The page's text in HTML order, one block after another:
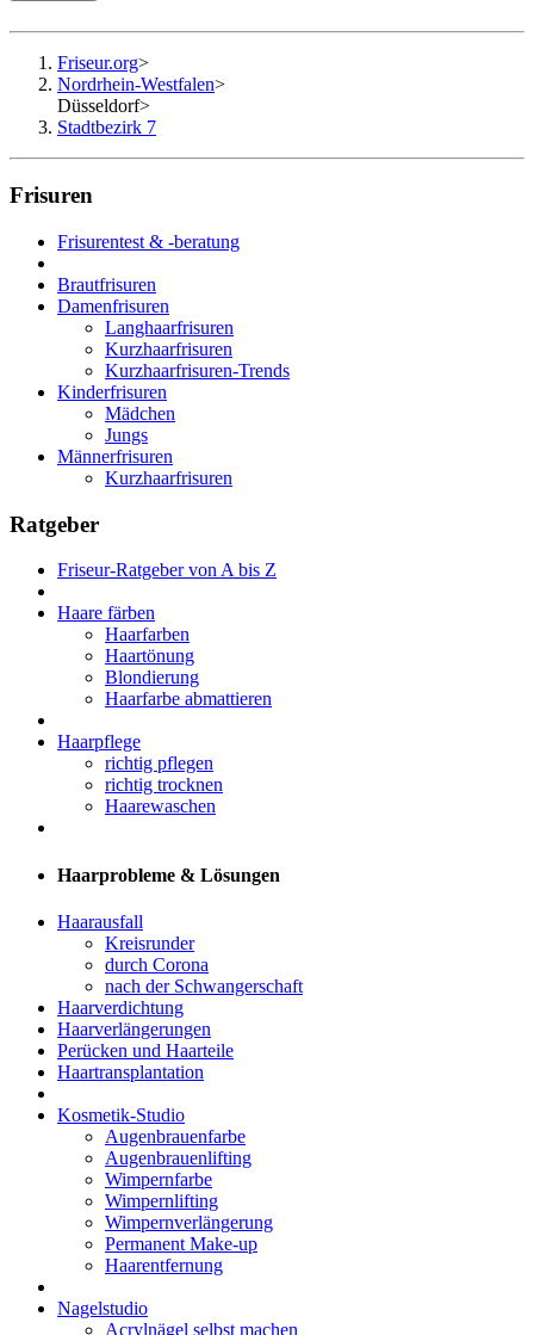
Friseur.org>
Nordrhein-Westfalen>
Düsseldorf>
Stadtbezirk 7
Frisuren
Frisurentest & -beratung
Brautfrisuren
Damenfrisuren
Langhaarfrisuren
Kurzhaarfrisuren
Kurzhaarfrisuren-Trends
Kinderfrisuren
Mädchen
Jungs
Männerfrisuren
Kurzhaarfrisuren
Ratgeber
Friseur-Ratgeber von A bis Z
Haare färben
Haarfarben
Haartönung
Blondierung
Haarfarbe abmattieren
Haarpflege
richtig pflegen
richtig trocknen
Haarewaschen
Haarprobleme & Lösungen
Haarausfall
Kreisrunder
durch Corona
nach der Schwangerschaft
Haarverdichtung
Haarverlängerungen
Perücken und Haarteile
Haartransplantation
Kosmetik-Studio
Augenbrauenfarbe
Augenbrauenlifting
Wimpernfarbe
Wimpernlifting
Wimpernverlängerung
Permanent Make-up
Haarentfernung
Nagelstudio
Acrylnägel selbst machen